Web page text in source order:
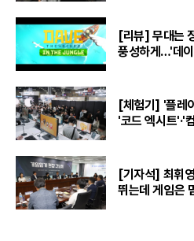
[리뷰] 무대는
풍성하게…'데
[체험기] '플레
'코드 엑시트'·'
[기자석] 최휘
뛰는데 게임은